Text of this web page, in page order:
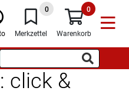
0
Merkzettel
0
Warenkorb
click &